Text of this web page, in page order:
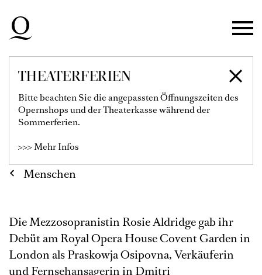
Zur Hauptnavigation springen
Zum Hauptinhalt springen
Zum Footer springen
THEATERFERIEN
Bitte beachten Sie die angepassten Öffnungszeiten des
Opernshops und der Theaterkasse während der
Sommerferien.
>>> Mehr Infos
ROSIE ALDRIDGE
Menschen
Die Mezzosopranistin Rosie Aldridge gab ihr
Debüt am Royal Opera House Covent Garden in
London als Praskowja Osipovna, Verkäuferin
und Fernsehansagerin in Dmitri